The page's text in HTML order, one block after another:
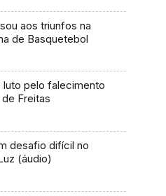
aos triunfos na
de Basquetebol
luto pelo falecimento
Freitas
desafio difícil no
(áudio)